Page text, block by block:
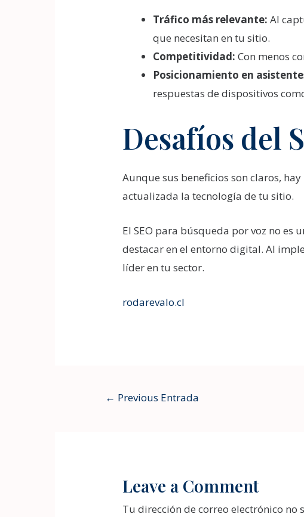
Tráfico más relevante: Al
que necesitan en tu sitio.
Competitividad: Con menos
Posicionamiento en
respuestas de dispositivos
Desafíos del
Aunque sus beneficios son claros,
actualizada la tecnología de tu sitio.
El SEO para búsqueda por voz no es
destacar en el entorno digital. Al
líder en tu sector.
rodarevalo.cl
← Previous Entrada
Leave a Comment
Tu dirección de correo electrónico no